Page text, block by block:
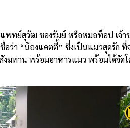
พทย์สุวัฒ ชองรัมย์ หรือหมอท็อป เจ้า
ว่า “น้องแคตตี้” ซึ่งเป็นแมวสุดรัก ที่
ฆทาน พร้อมอาหารแมว พร้อมได้จัดโ